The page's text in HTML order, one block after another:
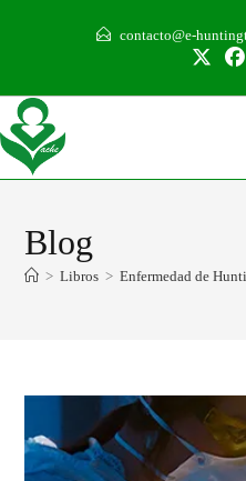
contacto@e-
Blog
> Libros > Enfermedad de